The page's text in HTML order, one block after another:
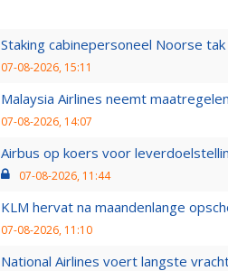
Staking cabinepersoneel Noorse
07-08-2026, 15:11
Malaysia Airlines neemt
07-08-2026, 14:07
Airbus op koers voor
07-08-2026, 11:44
KLM hervat na maandenlange
07-08-2026, 11:10
National Airlines voert langste